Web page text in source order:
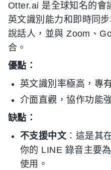
Otter.ai 是全球知名的會
英文識別能力和即時同
說話人，並與 Zoom、
合。
優點：
英文識別率極高，專
介面直觀，協作功能
缺點：
不支援中文：這是其
你的 LINE 錄音主要
使用。